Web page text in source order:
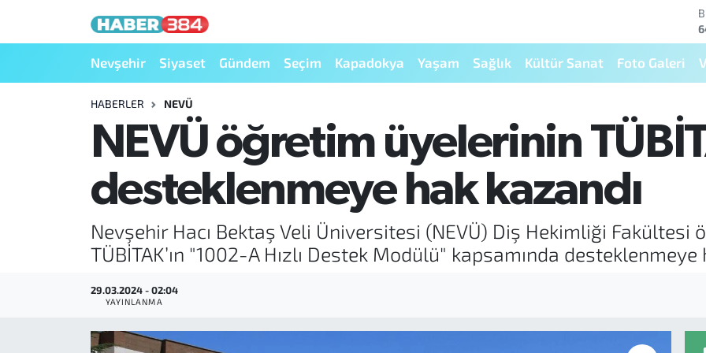
Nevşehir Siyaset Gündem Seçim Kapadokya Yaşam Sağlık Kültür Sanat Foto Galeri
HABERLER NEVÜ
NEVÜ öğretim üyelerinin
desteklenmeye hak kazandı
Nevşehir Hacı Bektaş Veli Üniversitesi (NEVÜ) Diş Hekimliği
TÜBİTAK’ın "1002-A Hızlı Destek Modülü" kapsamında desteklenmeye
29.03.2024 - 02:04
YAYINLANMA
Nöbetçi Eczaneler
Hava Durumu
Trafik Durumu
Süper Lig Puan Durumu ve Fikstür
Tüm Manşetler
Son Dakika Haberleri
Haber Arşivi